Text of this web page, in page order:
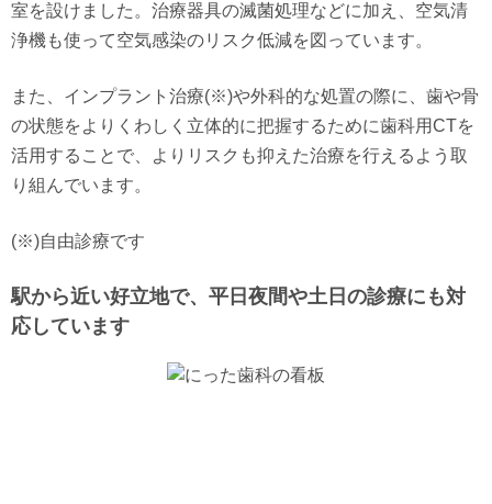
室を設けました。治療器具の滅菌処理などに加え、空気清
浄機も使って空気感染のリスク低減を図っています。
また、インプラント治療(※)や外科的な処置の際に、歯や骨
の状態をよりくわしく立体的に把握するために歯科用CTを
活用することで、よりリスクも抑えた治療を行えるよう取
り組んでいます。
(※)自由診療です
駅から近い好立地で、平日夜間や土日の診療にも対
応しています